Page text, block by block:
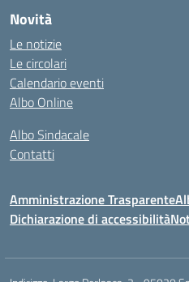
Novità
Le notizie
Le circolari
Calendario eventi
Albo Online
Albo Sindacale
Contatti
Amministrazione Trasparente
Dichiarazione di accessibilità